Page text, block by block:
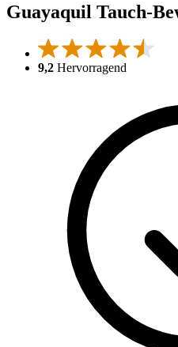
Guayaquil Tauch-
9,2 Hervorragend